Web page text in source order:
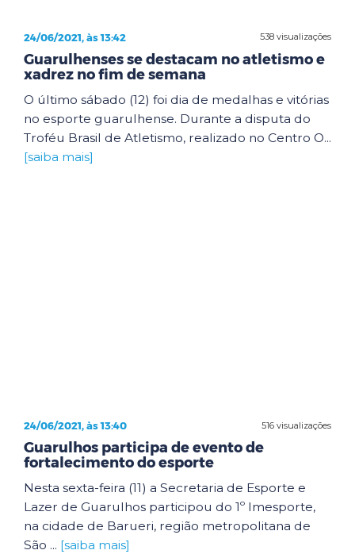
538 visualizações
24/06/2021, às 13:42
Guarulhenses se destacam no atletismo e
xadrez no fim de semana
O último sábado (12) foi dia de medalhas e vitórias
no esporte guarulhense. Durante a disputa do
Troféu Brasil de Atletismo, realizado no Centro O...
[saiba mais]
516 visualizações
24/06/2021, às 13:40
Guarulhos participa de evento de
fortalecimento do esporte
Nesta sexta-feira (11) a Secretaria de Esporte e
Lazer de Guarulhos participou do 1º Imesporte,
na cidade de Barueri, região metropolitana de
São ... [saiba mais]